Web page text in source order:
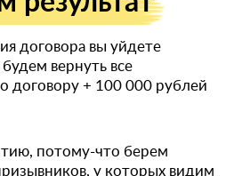
договора вы уйдете
вернуть все
договору + 100 000 рублей
потому-что берем
у которых видим